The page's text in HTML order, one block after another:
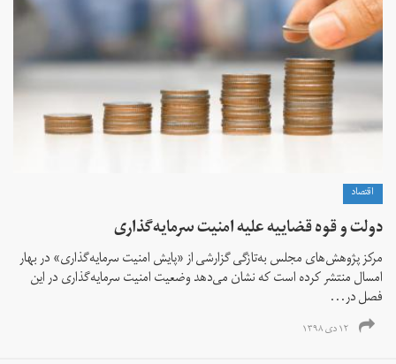
اقتصاد
دولت و قوه‌ قضاییه علیه امنیت سرمایه‌‌گذاری
مرکز پژوهش‌های مجلس به‌تازگی گزارشی از «پایش امنیت سرمایه‌گذاری» در بهار
امسال منتشر کرده است که نشان می‌دهد وضعیت امنیت سرمایه‌گذاری در این
فصل در...
۱۲ دی ۱۳۹۸